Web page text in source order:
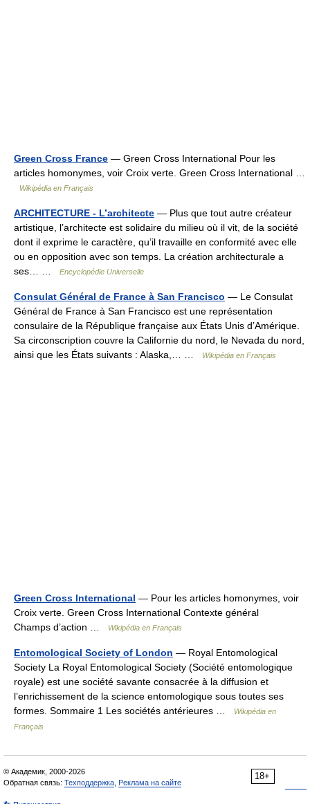
Green Cross France — Green Cross International Pour les
articles homonymes, voir Croix verte. Green Cross International …
Wikipédia en Français
ARCHITECTURE - L’architecte — Plus que tout autre créateur
artistique, l’architecte est solidaire du milieu où il vit, de la société
dont il exprime le caractère, qu’il travaille en conformité avec elle
ou en opposition avec son temps. La création architecturale a
ses… …
Encyclopédie Universelle
Consulat Général de France à San Francisco — Le Consulat
Général de France à San Francisco est une représentation
consulaire de la République française aux États Unis d’Amérique.
Sa circonscription couvre la Californie du nord, le Nevada du nord,
ainsi que les États suivants : Alaska,… …
Wikipédia en Français
Green Cross International — Pour les articles homonymes, voir
Croix verte. Green Cross International Contexte général
Champs d’action …
Wikipédia en Français
Entomological Society of London — Royal Entomological
Society La Royal Entomological Society (Société entomologique
royale) est une société savante consacrée à la diffusion et
l’enrichissement de la science entomologique sous toutes ses
formes. Sommaire 1 Les sociétés antérieures …
Wikipédia en
Français
18+
© Академик, 2000-2026
Обратная связь: Техподдержка Реклама на сайте